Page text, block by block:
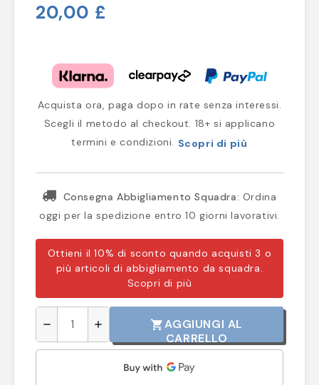
20,00 £
Acquista ora, paga dopo in rate senza interessi.
Scegli il metodo al checkout. 18+ si applicano
termini e condizioni. Scopri di più
Consegna Abbigliamento Squadra: Ordina
oggi per la spedizione entro 10 giorni lavorativi.
Ottieni il 10% di sconto quando acquisti 3 o
più articoli di abbigliamento da squadra.
Scopri di più
remove add shopping_cartAGGIUNGI AL
CARRELLO